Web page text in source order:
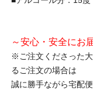
～安心・安全にお
※ご注文くださった
るご注文の場合は
誠に勝手ながら宅配